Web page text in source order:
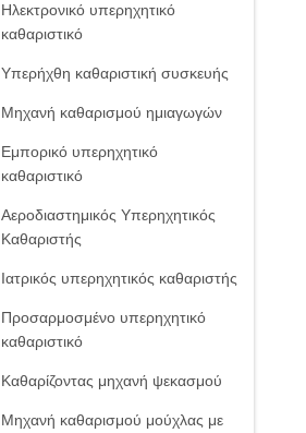
Ηλεκτρονικό υπερηχητικό
καθαριστικό
Υπερήχθη καθαριστική συσκευής
Μηχανή καθαρισμού ημιαγωγών
Εμπορικό υπερηχητικό
καθαριστικό
Αεροδιαστημικός Υπερηχητικός
Καθαριστής
Ιατρικός υπερηχητικός καθαριστής
Προσαρμοσμένο υπερηχητικό
καθαριστικό
Καθαρίζοντας μηχανή ψεκασμού
Μηχανή καθαρισμού μούχλας με